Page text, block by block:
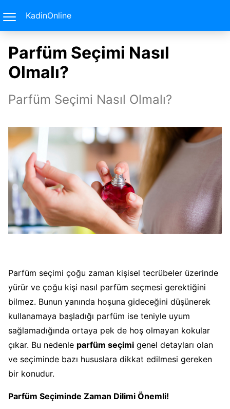
KadinOnline
Parfüm Seçimi Nasıl
Olmalı?
Parfüm Seçimi Nasıl Olmalı?
Parfüm seçimi çoğu zaman kişisel tecrübeler üzerinde
yürür ve çoğu kişi nasıl parfüm seçmesi gerektiğini
bilmez. Bunun yanında hoşuna gideceğini düşünerek
kullanamaya başladığı parfüm ise teniyle uyum
sağlamadığında ortaya pek de hoş olmayan kokular
çıkar. Bu nedenle parfüm seçimi genel detayları olan
ve seçiminde bazı hususlara dikkat edilmesi gereken
bir konudur.
Parfüm Seçiminde Zaman Dilimi Önemli!